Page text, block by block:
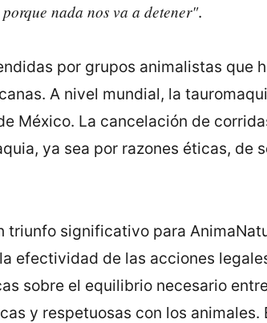
nada nos va a detener".
por grupos animalistas que
A nivel mundial, la
México. La cancelación de
ya sea por razones éticas, de
triunfo significativo para
efectividad de las acciones
sobre el equilibrio necesario
y respetuosas con los animales.